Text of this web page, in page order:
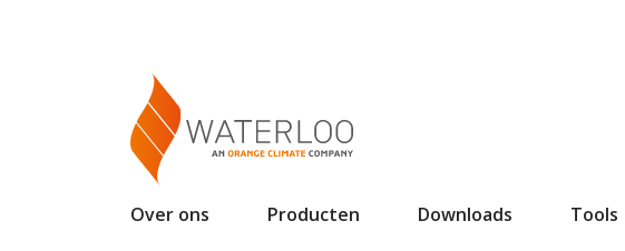
Over ons Producten Downloads Tools